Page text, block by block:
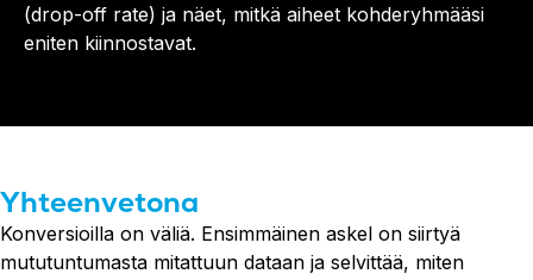
(drop-off rate) ja näet, mitkä aiheet kohderyhmääsi
eniten kiinnostavat.
Yhteenvetona
Konversioilla on väliä. Ensimmäinen askel on siirtyä
mututuntumasta mitattuun dataan ja selvittää, miten